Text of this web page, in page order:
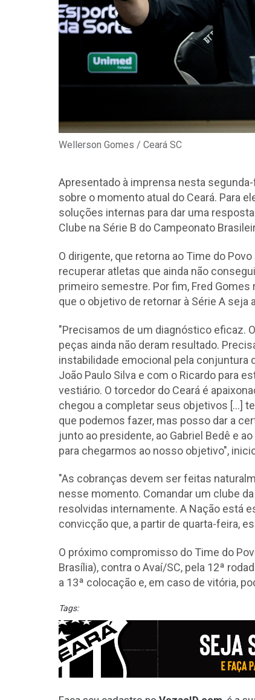
Wellerson Gomes / Ceará SC
Apresentado à imprensa nesta
sobre o momento atual do Ceará. Para
soluções internas para dar uma
Clube na Série B do Campeonato
O dirigente, que retorna ao Time do
recuperar atletas que ainda não
primeiro semestre. Por fim, Fred
que o objetivo de retornar à Série A seja
"Precisamos de um diagnóstico eficaz.
peças ainda não deram resultado.
instabilidade emocional pela conjuntura
João Paulo Silva e com o Ricardo para
vestiário. O torcedor do Ceará é
chegou a completar seus objetivos [...]
que podemos fazer, mas posso dar a
junto ao presidente, ao Gabriel Bedê e
para chegarmos ao nosso objetivo",
"As cobranças devem ser feitas
nesse momento. Comandar um clube
resolvidas internamente. A Nação está
convicção que, a partir de quarta-feira,
O próximo compromisso do Time do
Brasília), contra o Avaí/SC, pela 12ª
a 13ª colocação e, em caso de vitória,
Tags: